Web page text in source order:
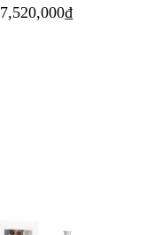
7,520,000₫